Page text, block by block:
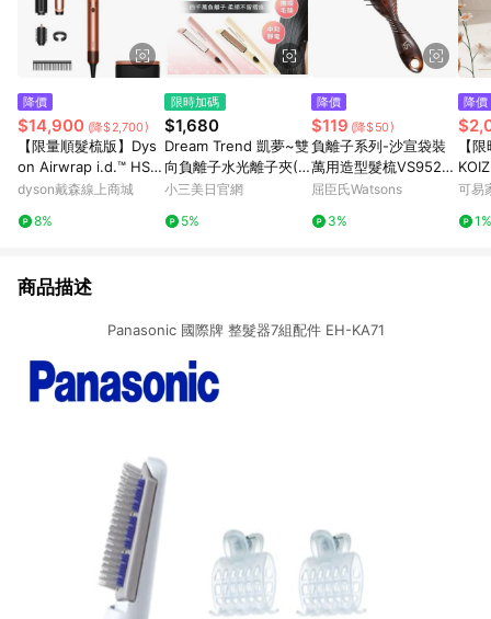
降價
$14,900 (降$2,700)
【限量順髮梳版】Dys
on Airwrap i.d.™ HS0
8 藍牙多功能造型器 琥
dyson戴森線上商城
8%
限時加碼
$1,680
Dream Trend 凱夢~雙
向負離子水光離子夾(D
T-901)1支入
小三美日官網
5%
降價
$119 (降$50)
負離子系列-沙宣袋裝
萬用造型髮梳VS9525
2BW
屈臣氏Watsons
3%
降價
【
珠離
可易
1%
商品描述
Panasonic 國際牌 整髮器7組配件 EH-KA71